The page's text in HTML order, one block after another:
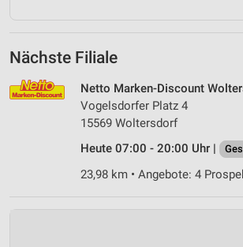
Nächste Filiale
Netto Marken-Discount
Vogelsdorfer Platz 4
15569 Woltersdorf
Heute 07:00 - 20:00 Uhr |
23,98 km • Angebote: 4